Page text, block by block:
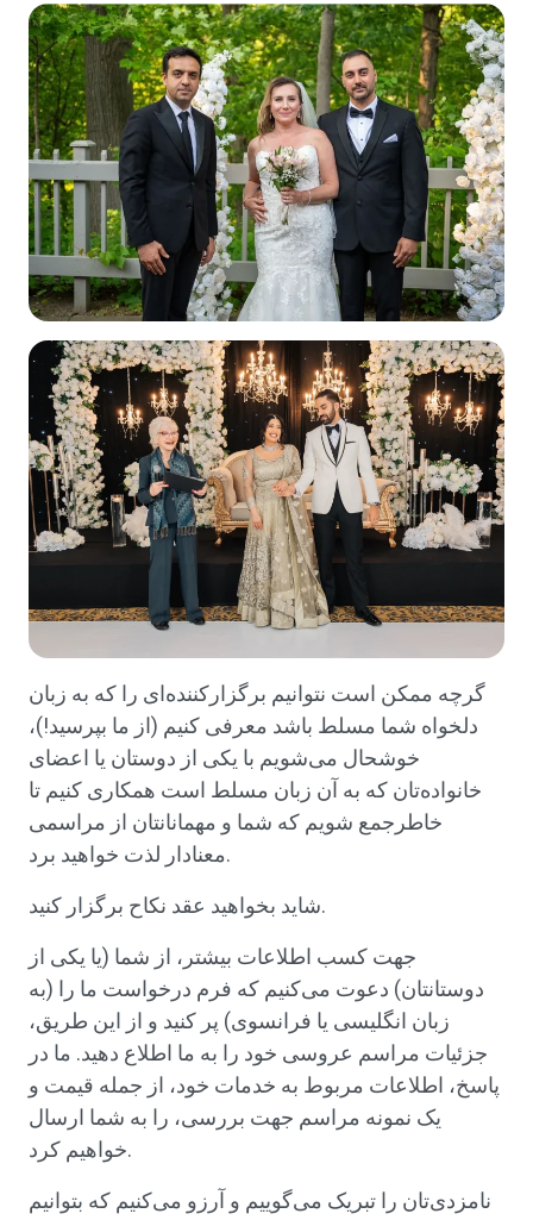
گرچه ممکن است نتوانیم برگزارکننده‌ای را که به زبان
دلخواه شما مسلط باشد معرفی کنیم (از ما بپرسید!)،
خوشحال می‌شویم با یکی از دوستان یا اعضای
خانواده‌تان که به آن زبان مسلط است همکاری کنیم تا
خاطرجمع شویم که شما و مهمانانتان از مراسمی
معنادار لذت خواهید برد.
شاید بخواهید عقد نکاح برگزار کنید.
جهت کسب اطلاعات بیشتر، از شما (یا یکی از
دوستانتان) دعوت می‌کنیم که فرم درخواست ما را (به
زبان انگلیسی یا فرانسوی) پر کنید و از این طریق،
جزئیات مراسم عروسی خود را به ما اطلاع دهید. ما در
پاسخ، اطلاعات مربوط به خدمات خود، از جمله قیمت و
یک نمونه مراسم جهت بررسی، را به شما ارسال
خواهیم کرد.
نامزدی‌تان را تبریک می‌گوییم و آرزو می‌کنیم که بتوانیم